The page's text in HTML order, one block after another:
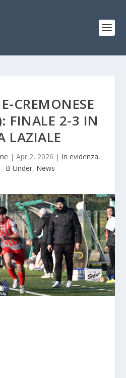
CREMONESE
FINALE 2-3 IN
LAZIALE
| Apr 2, 2026 | In evidenza,
B Under, News